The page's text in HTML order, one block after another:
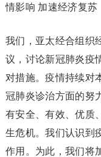
情影响 加速经济复苏
我们，亚太经合组织
议，讨论新冠肺炎疫
对措施。疫情持续对
冠肺炎诊治方面的努
有安全、有效、优质
生危机。我们认识到
作用。为此，我们将